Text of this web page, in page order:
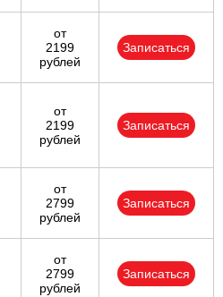
от
2199
рублей
Записаться
от
2199
рублей
Записаться
от
2799
рублей
Записаться
от
2799
рублей
Записаться